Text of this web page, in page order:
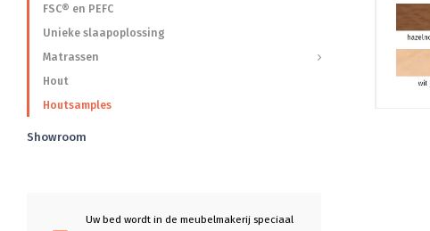
FSC® en PEFC
Unieke slaapoplossing
Matrassen
Hout
Houtsamples
Showroom
Uw bed wordt in de meubelmakerij speciaal